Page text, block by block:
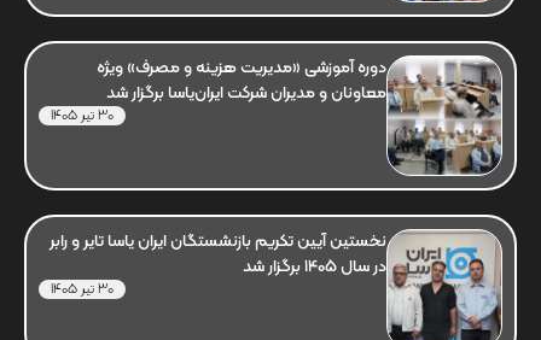
دوره آموزشی «مدیریت هزینه و مصرف» ویژه
معاونان و مدیران شرکت ایران‌یاسا برگزار شد
30 تیر 1405
نخستین آیین تکریم بازنشستگان ایران یاسا تایر و رابر
در سال 1405 برگزار شد
30 تیر 1405